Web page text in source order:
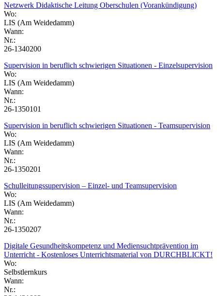
Netzwerk Didaktische Leitung Oberschulen (Vorankündigung)
Wo:
LIS (Am Weidedamm)
Wann:
Nr.:
26-1340200
Supervision in beruflich schwierigen Situationen - Einzelsupervision
Wo:
LIS (Am Weidedamm)
Wann:
Nr.:
26-1350101
Supervision in beruflich schwierigen Situationen - Teamsupervision
Wo:
LIS (Am Weidedamm)
Wann:
Nr.:
26-1350201
Schulleitungssupervision – Einzel- und Teamsupervision
Wo:
LIS (Am Weidedamm)
Wann:
Nr.:
26-1350207
Digitale Gesundheitskompetenz und Mediensuchtprävention im
Unterricht - Kostenloses Unterrichtsmaterial von DURCHBLICKT!
Wo:
Selbstlernkurs
Wann:
Nr.: